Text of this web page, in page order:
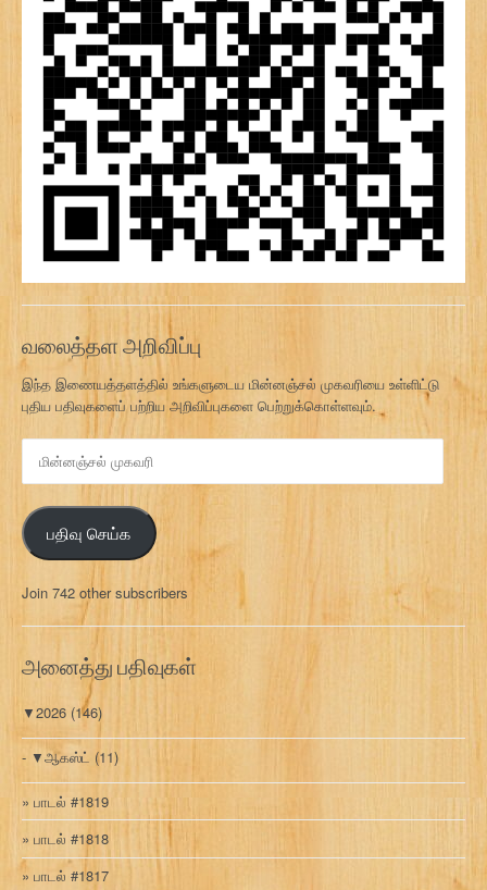
வலைத்தள அறிவிப்பு
இந்த இணையத்தளத்தில் உங்களுடைய மின்னஞ்சல் முகவரியை உள்ளிட்டு
புதிய பதிவுகளைப் பற்றிய அறிவிப்புகளை பெற்றுக்கொள்ளவும்.
ன
ஞ்
ச
ல்
க
வ
பதிவு செய்க
Join 742 other subscribers
அனைத்து பதிவுகள்
▼2026 (146)
▼ஆகஸ்ட் (11)
பாடல் #1819
பாடல் #1818
பாடல் #1817